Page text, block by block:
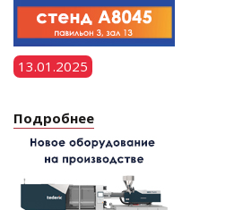
13.01.2025
Подробнее